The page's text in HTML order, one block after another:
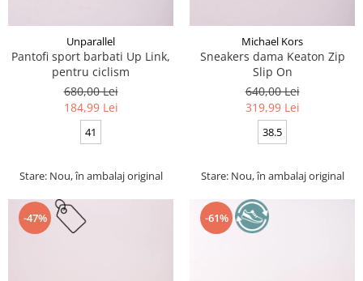
Unparallel
Pantofi sport barbati Up Link,
pentru ciclism
680,00 Lei
184,99 Lei
41
Stare: Nou, în ambalaj original
Michael Kors
Sneakers dama Keaton Zip
Slip On
640,00 Lei
319,99 Lei
38.5
Stare: Nou, în ambalaj original
-47% -61%